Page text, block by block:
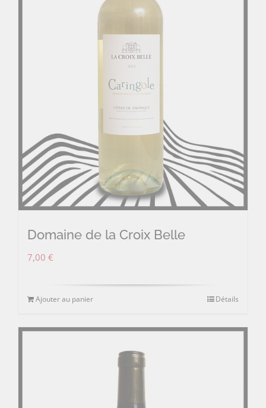
Domaine de la Croix Belle
7,00 €
Ajouter au panier Détails